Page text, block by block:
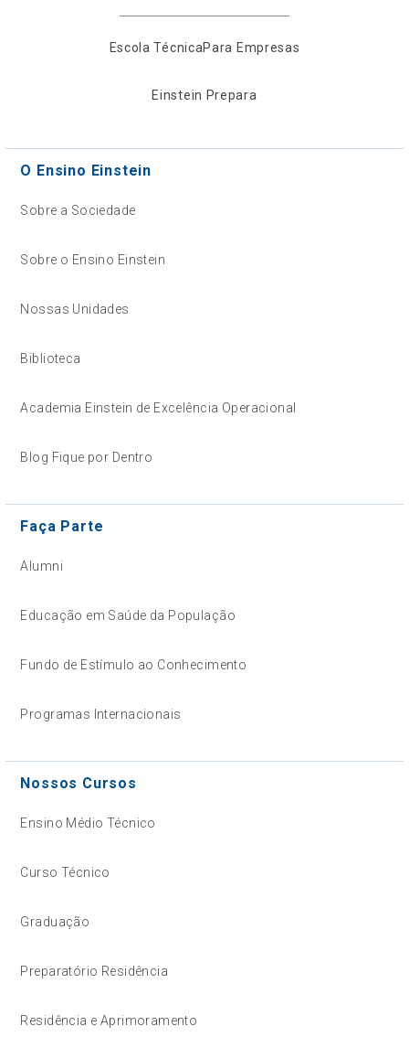
Escola TécnicaPara Empresas
Einstein Prepara
O Ensino Einstein
Sobre a Sociedade
Sobre o Ensino Einstein
Nossas Unidades
Biblioteca
Academia Einstein de Excelência Operacional
Blog Fique por Dentro
Faça Parte
Alumni
Educação em Saúde da População
Fundo de Estímulo ao Conhecimento
Programas Internacionais
Nossos Cursos
Ensino Médio Técnico
Curso Técnico
Graduação
Preparatório Residência
Residência e Aprimoramento